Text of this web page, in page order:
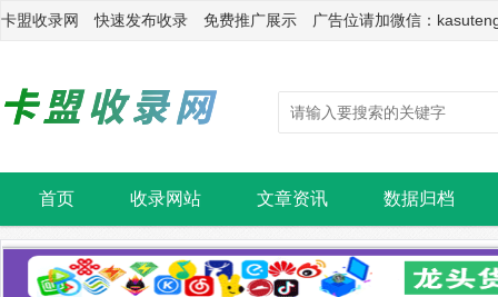
卡盟收录网 快速发布收录 免费推广展示 广告位请加微信：
首页 收录网站 文章资讯 数据归档